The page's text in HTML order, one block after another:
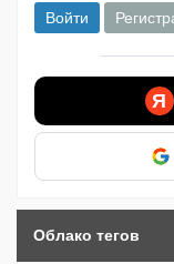
Войти
Я
Облако тегов